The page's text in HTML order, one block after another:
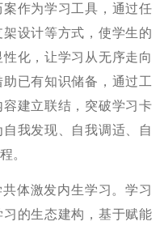
作为学习工具，通过任
设计等方式，使学生的
化，让学习从无序走向
已有知识储备，通过工
建立联结，突破学习卡
我发现、自我调适、自
。
激发内生学习。学习
的生态建构，基于赋能